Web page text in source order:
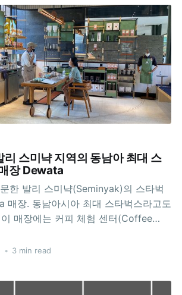
스미냑 지역의 동남아 최대 스
장 Dewata
한 발리 스미냑(Seminyak)의 스타벅
매장. 동남아시아 최대 스타벅스라고도
매장에는 커피 체험 센터(Coffee
도 있습니다. 안타깝게도 2019년 말,
열었다가 판데믹 내내 문을 닫아야만
• 3 min read